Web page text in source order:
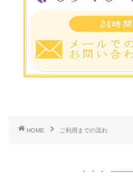
HOME ご利用までの流れ